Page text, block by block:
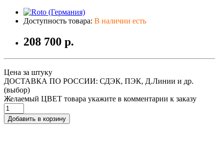
Доступность товара: В наличии есть
208 700 р.
Цена за штуку
ДОСТАВКА ПО РОССИИ: СДЭК, ПЭК, Д.Линии и др.
(выбор)
Желаемый ЦВЕТ товара укажите в комментарии к заказу
Добавить в корзину